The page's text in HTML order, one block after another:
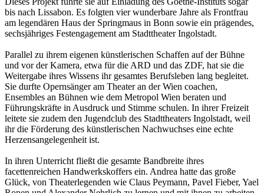
bis nach Lissabon. Es folgten vier wunderbare Jahre als Frontfrau
am legendären Haus der Springmaus in Bonn sowie ein prägendes,
sechsjähriges Festengagement am Stadttheater Ingolstadt.
Parallel zu ihrem eigenen künstlerischen Schaffen auf der Bühne
und vor der Kamera, etwa für die ARD und das ZDF, hat sie die
Weitergabe ihres Wissens ihr gesamtes Berufsleben lang begleitet.
Sie durfte Opernsänger am Theater an der Wien coachen,
Ensembles an Bühnen wie dem Metropol Wien beraten und
Führungskräfte in Ausdruck und Stimme schulen. In ihrer Freizeit
leitete sie zudem den Jugendclub des Stadttheaters Ingolstadt, weil
ihr die Förderung des künstlerischen Nachwuchses eine echte
Herzensangelegenheit ist.
In ihren Unterricht fließt die gesamte Bandbreite ihres
facettenreichen Handwerkskoffers ein. Andrea hatte das große
Glück, von Theaterlegenden wie Claus Peymann, Pavel Fieber, Yael